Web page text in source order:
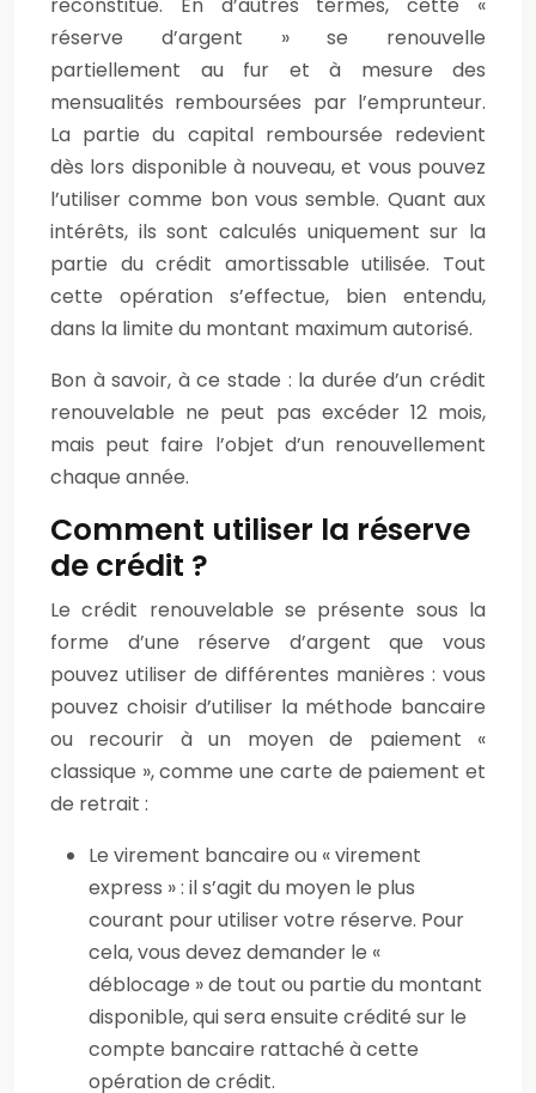
réserve d’argent » se renouvelle
partiellement au fur et à mesure des
mensualités remboursées par l’emprunteur.
La partie du capital remboursée redevient
dès lors disponible à nouveau, et vous pouvez
l’utiliser comme bon vous semble. Quant aux
intérêts, ils sont calculés uniquement sur la
partie du crédit amortissable utilisée. Tout
cette opération s’effectue, bien entendu,
dans la limite du montant maximum autorisé.
Bon à savoir, à ce stade : la durée d’un crédit
renouvelable ne peut pas excéder 12 mois,
mais peut faire l’objet d’un renouvellement
chaque année.
Comment utiliser la réserve
de crédit ?
Le crédit renouvelable se présente sous la
forme d’une réserve d’argent que vous
pouvez utiliser de différentes manières : vous
pouvez choisir d’utiliser la méthode bancaire
ou recourir à un moyen de paiement «
classique », comme une carte de paiement et
de retrait :
Le virement bancaire ou « virement
express » : il s’agit du moyen le plus
courant pour utiliser votre réserve. Pour
cela, vous devez demander le «
déblocage » de tout ou partie du montant
disponible, qui sera ensuite crédité sur le
compte bancaire rattaché à cette
opération de crédit.